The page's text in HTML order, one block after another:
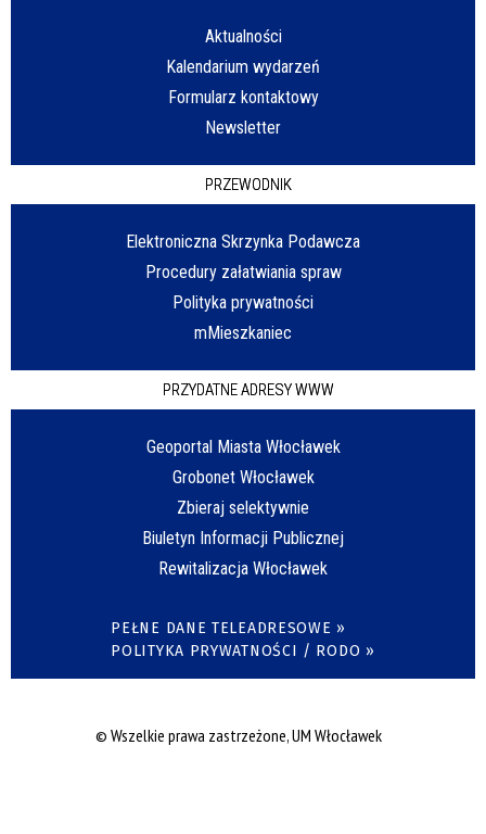
Aktualności
Kalendarium wydarzeń
Formularz kontaktowy
Newsletter
PRZEWODNIK
Elektroniczna Skrzynka Podawcza
Procedury załatwiania spraw
Polityka prywatności
mMieszkaniec
PRZYDATNE ADRESY WWW
Geoportal Miasta Włocławek
Grobonet Włocławek
Zbieraj selektywnie
Biuletyn Informacji Publicznej
Rewitalizacja Włocławek
PEŁNE DANE TELEADRESOWE »
POLITYKA PRYWATNOŚCI / RODO »
© Wszelkie prawa zastrzeżone, UM Włocławek